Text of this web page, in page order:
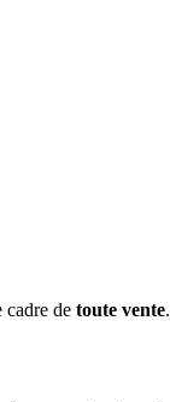
cadre de toute vente.